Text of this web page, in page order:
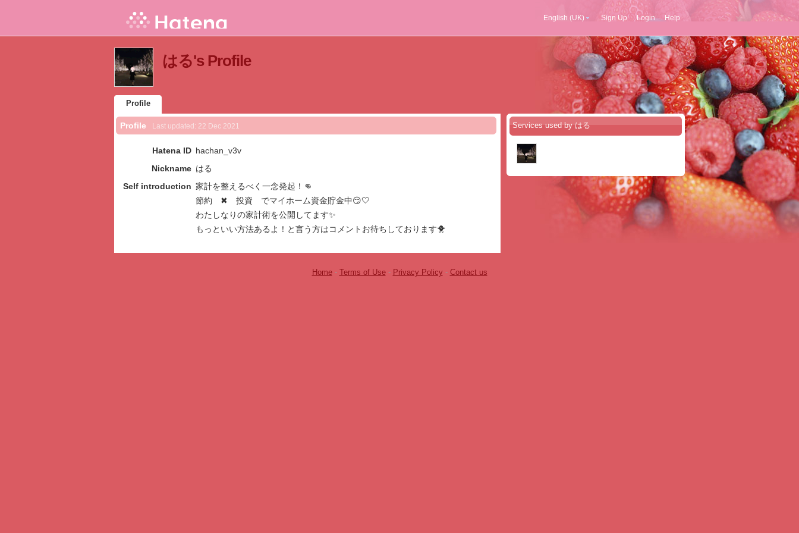
English (UK) Sign Up Login Help
はる's Profile
Profile
Profile Last updated: 22 Dec 2021
Hatena ID hachan_v3v
Nickname はる
Self introduction 家計を整えるべく一念発起！👊
節約 ✖︎ 投資 でマイホーム資金貯金中😏🤍
わたしなりの家計術を公開してます✨
もっといい方法あるよ！と言う方はコメントお待ちしております🐥
Services used by はる
Home- Terms of Use- Privacy Policy - Contact us